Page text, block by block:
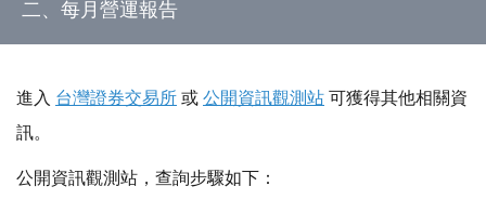
二、每月營運報告
進入 台灣證券交易所 或 公開資訊觀測站 可獲得其他相關資
訊。
公開資訊觀測站，查詢步驟如下：